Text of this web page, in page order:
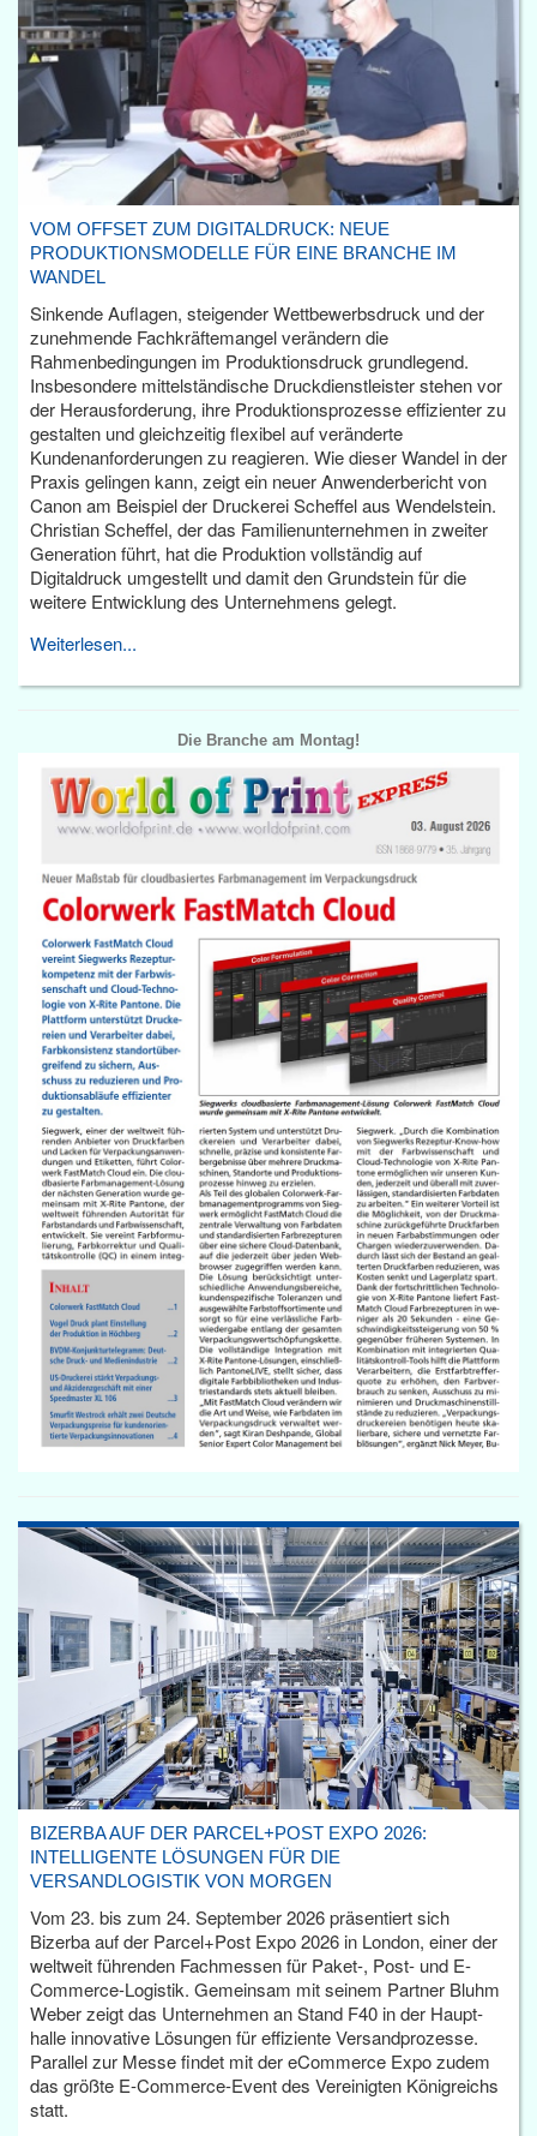
VOM OFFSET ZUM DIGITALDRUCK: NEUE
PRODUKTIONSMODELLE FÜR EINE BRANCHE IM
WANDEL
Sinkende Auflagen, steigender Wettbewerbsdruck und der
zunehmende Fachkräftemangel verändern die
Rahmenbedingungen im Produktionsdruck grundlegend.
Insbesondere mittelständische Druckdienstleister stehen vor
der Herausforderung, ihre Produktionsprozesse effizienter zu
gestalten und gleichzeitig flexibel auf veränderte
Kundenanforderungen zu reagieren. Wie dieser Wandel in der
Praxis gelingen kann, zeigt ein neuer Anwenderbericht von
Canon am Beispiel der Druckerei Scheffel aus Wendelstein.
Christian Scheffel, der das Familienunternehmen in zweiter
Generation führt, hat die Produktion vollständig auf
Digitaldruck umgestellt und damit den Grundstein für die
weitere Entwicklung des Unternehmens gelegt.
Weiterlesen...
Die Branche am Montag!
BIZERBA AUF DER PARCEL+POST EXPO 2026:
INTELLIGENTE LÖSUNGEN FÜR DIE
VERSANDLOGISTIK VON MORGEN
Vom 23. bis zum 24. September 2026 präsentiert sich
Bizerba auf der Parcel+Post Expo 2026 in London, einer der
weltweit führenden Fachmessen für Paket-, Post- und E-
Commerce-Logistik. Gemeinsam mit seinem Partner Bluhm
Weber zeigt das Unternehmen an Stand F40 in der Haupt­
halle innovative Lösungen für effiziente Versandprozesse.
Parallel zur Messe findet mit der eCommerce Expo zudem
das größte E-Commerce-Event des Vereinigten Königreichs
statt.